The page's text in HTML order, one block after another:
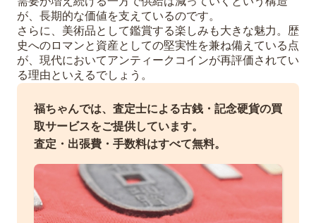
が、長期的な価値を支えているのです。
さらに、美術品として鑑賞する楽しみも大きな魅力。歴
史へのロマンと資産としての堅実性を兼ね備えている点
が、現代においてアンティークコインが再評価されてい
る理由といえるでしょう。
福ちゃんでは、査定士による古銭・記念硬貨の買
取サービスをご提供しています。
査定・出張費・手数料はすべて無料。